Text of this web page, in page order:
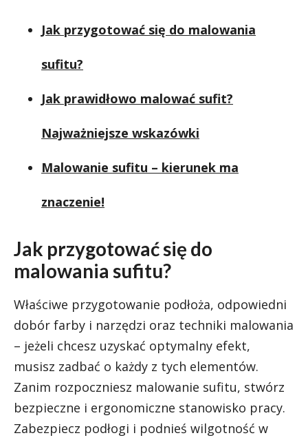
Jak przygotować się do malowania
sufitu?
Jak prawidłowo malować sufit?
Najważniejsze wskazówki
Malowanie sufitu – kierunek ma
znaczenie!
Jak przygotować się do
malowania sufitu?
Właściwe przygotowanie podłoża, odpowiedni
dobór farby i narzędzi oraz techniki malowania
– jeżeli chcesz uzyskać optymalny efekt,
musisz zadbać o każdy z tych elementów.
Zanim rozpoczniesz malowanie sufitu, stwórz
bezpieczne i ergonomiczne stanowisko pracy.
Zabezpiecz podłogi i podnieś wilgotność w